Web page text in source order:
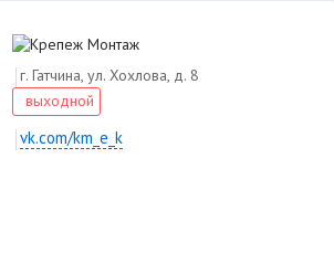
г. Гатчина, ул. Хохлова, д. 8
выходной
vk.com/km_e_k